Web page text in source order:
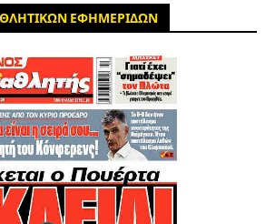
ΕΦΗΜΕΡΙΔΩΝ